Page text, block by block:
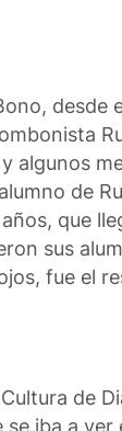
de
que
sus
fue el
de
iba a